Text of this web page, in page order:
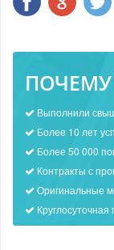
Выполнили
Более 10 лет
Более 50 000
Контракты с
Оригинальные